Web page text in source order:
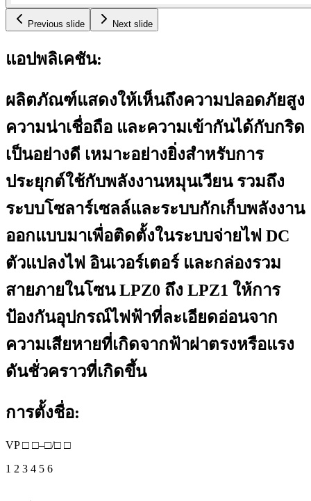
Previous slide Next slide
แอปพลิเคชัน:
ผลิตภัณฑ์แสดงให้เห็นถึงความปลอดภัยสูง
ความน่าเชื่อถือ และความเข้ากันได้กับกริด
เป็นอย่างดี เหมาะอย่างยิ่งสำหรับการ
ประยุกต์ใช้กับพลังงานหมุนเวียน รวมถึง
ระบบโซลาร์เซลล์และระบบกักเก็บพลังงาน
ออกแบบมาเพื่อติดตั้งในระบบจ่ายไฟ DC
ตัวแปลงไฟ อินเวอร์เตอร์ และกล่องรวม
สายภายในโซน LPZ0 ถึง LPZ1 ให้การ
ป้องกันอุปกรณ์ไฟฟ้าที่ละเอียดอ่อนจาก
ความเสียหายที่เกิดจากฟ้าผ่าตรงหรือแรง
ดันชั่วคราวที่เกิดขึ้น
การตั้งชื่อ:
VP □ □–□/□ □
1 2 3 4 5 6